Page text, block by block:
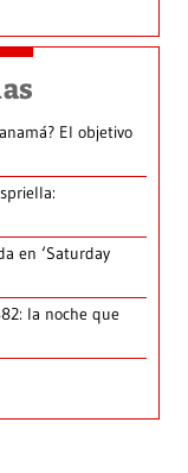
El objetivo
en ‘Saturday
la noche que